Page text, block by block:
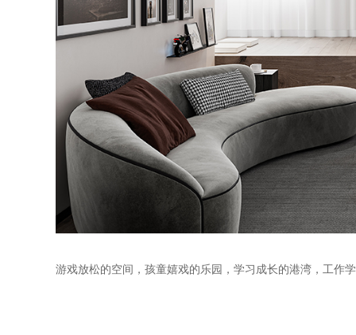
游戏放松的空间，孩童嬉戏的乐园，学习成长的港湾，工作